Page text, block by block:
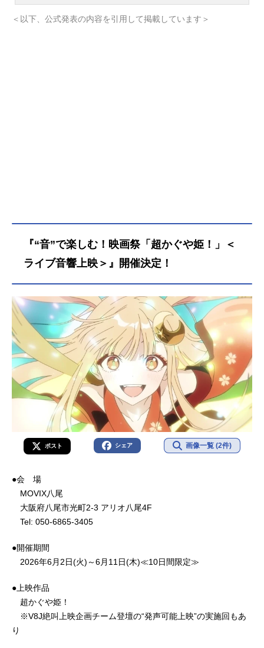
う17歳の女子高生・酒寄彩葉は、バ
に。「あなた、もしやかぐや姫な
ま放題。かぐやのお願い(わがまま)で
彩葉は、ツクヨミでのライバー活動
サーとして音楽を作り、かぐやがラ
イバーとして歌うことで、二人は少
しずつ打ち解けていく。かぐやを月
へと連れ戻す不吉な影が、すぐそこ
まで迫っているとも知らずに――こ
れは、まだ誰も見たことがない「か
ぐや姫」の物語。作品名超かぐや
姫！放...
＜以下、公式発表の内容を引用して掲載しています＞
『“音”で楽しむ！映画祭「超かぐや姫！」＜
ライブ音響上映＞』開催決定！
ポスト シェア 画像一覧 (2件)
●会 場
MOVIX八尾
大阪府八尾市光町2-3 アリオ八尾4F
Tel: 050-6865-3405
●開催期間
2026年6月2日(火)～6月11日(木)≪10日間限定≫
●上映作品
超かぐや姫！
※V8J絶叫上映企画チーム登壇の“発声可能上映”の実施回もあ
り